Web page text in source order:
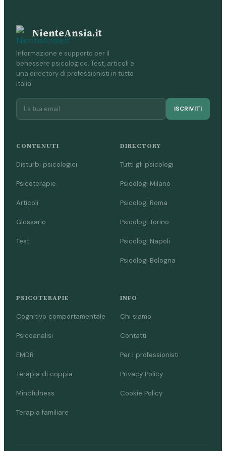
NienteAnsia.it
Informazione e supporto per il
benessere psicologico. Test, articoli e
una directory di professionisti in tutta
Italia.
ISCRIVITI
CONTENUTI
Disturbi psicologici
Psicoterapie
Articoli
Glossario
Test
DIRECTORY
Tutti gli psicologi
Psicologi Milano
Psicologi Roma
Psicologi Torino
Psicologi Napoli
Psicologi Bologna
PSICOTERAPIE
Cognitivo comportamentale
Psicoanalisi
EMDR
Terapia di coppia
Mindfulness
Terapia familiare
INFO
Chi siamo
Contatti
Per i professionisti
Privacy Policy
Cookie Policy